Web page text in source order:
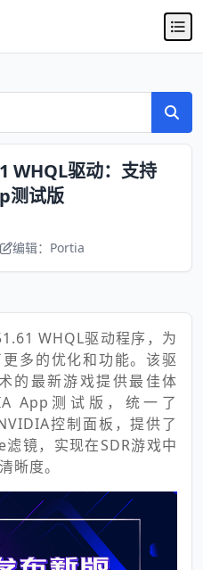
WHQL驱动：支持
测试版
编辑：Portia
WHQL驱动程序，为
多的优化和功能。该驱
的最新游戏提供最佳体
App测试版，统一了
控制面板，提供了
镜，实现在SDR游戏中
晰度。